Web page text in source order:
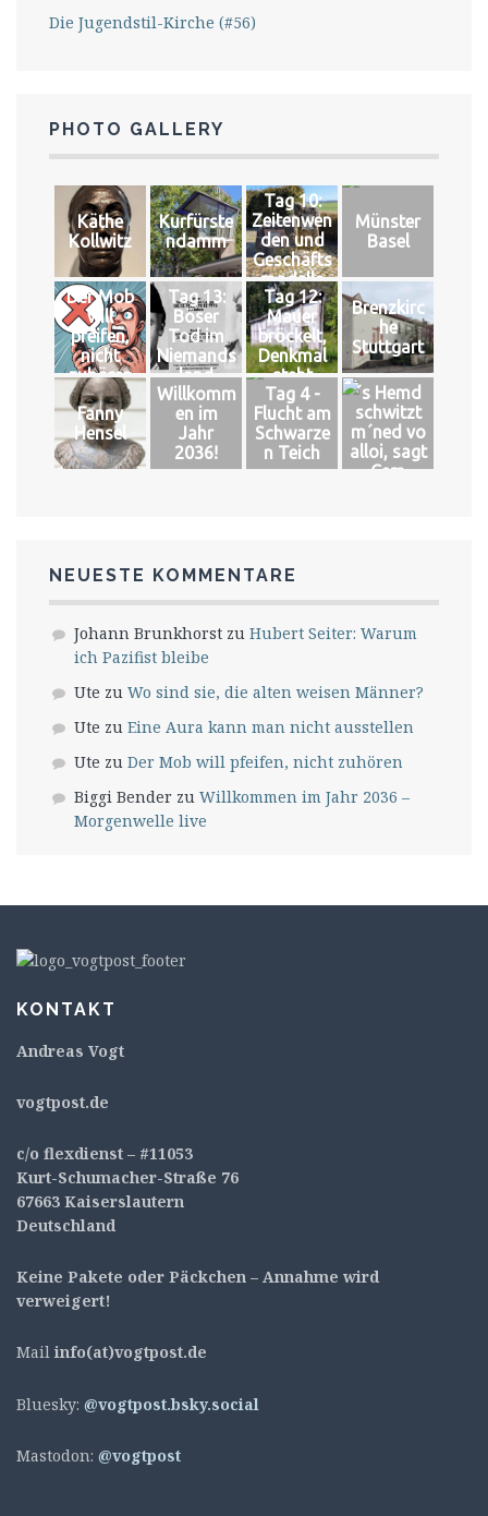
Die Jugendstil-Kirche (#56)
PHOTO GALLERY
Käthe
Kollwitz
Kurfürste
ndamm
Tag 10:
Zeitenwen
den und
Geschäfts
modelle
Münster
Basel
Der Mob
will
pfeifen,
nicht
zuhören
Tag 13:
Böser
Tod im
Niemands
land
Tag 12:
Mauer
bröckelt,
Denkmal
steht
Brenzkirc
he
Stuttgart
Fanny
Hensel
Willkomm
en im
Jahr
2036!
Tag 4 -
Flucht am
Schwarze
n Teich
´s Hemd
schwitzt
m´ned vo
alloi, sagt
Cem
NEUESTE KOMMENTARE
Johann Brunkhorst zu Hubert Seiter: Warum
ich Pazifist bleibe
Ute zu Wo sind sie, die alten weisen Männer?
Ute zu Eine Aura kann man nicht ausstellen
Ute zu Der Mob will pfeifen, nicht zuhören
Biggi Bender zu Willkommen im Jahr 2036 –
Morgenwelle live
KONTAKT
Andreas Vogt
vogtpost.de
c/o flexdienst – #11053
Kurt-Schumacher-Straße 76
67663 Kaiserslautern
Deutschland
Keine Pakete oder Päckchen – Annahme wird
verweigert!
Mail info(at)vogtpost.de
Bluesky: @vogtpost.bsky.social
Mastodon: @vogtpost